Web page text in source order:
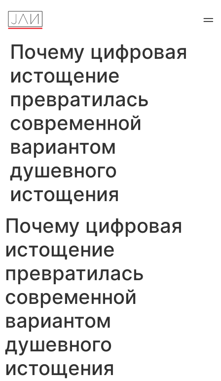
Почему цифровая
истощение
превратилась
современной
вариантом
душевного
истощения
Почему цифровая
истощение
превратилась
современной
вариантом
душевного
истощения